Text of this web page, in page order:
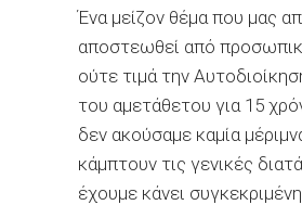
Ένα μείζον θέμα που μας
αποστεωθεί από
ούτε τιμά την
του αμετάθετου για 15
δεν ακούσαμε καμία
κάμπτουν τις γενικές
έχουμε κάνει